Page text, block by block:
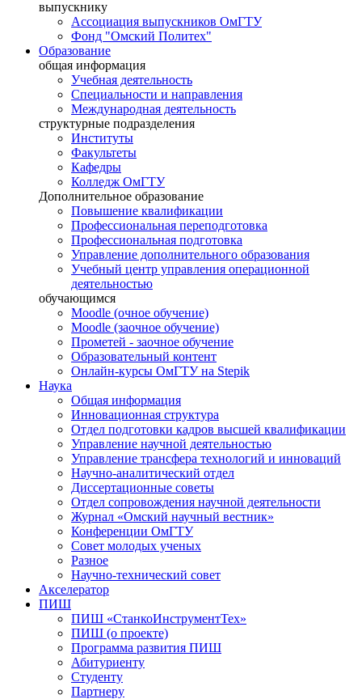
выпускнику
Ассоциация выпускников ОмГТУ
Фонд "Омский Политех"
Образование
общая информация
Учебная деятельность
Специальности и направления
Международная деятельность
структурные подразделения
Институты
Факультеты
Кафедры
Колледж ОмГТУ
Дополнительное образование
Повышение квалификации
Профессиональная переподготовка
Профессиональная подготовка
Управление дополнительного образования
Учебный центр управления операционной
деятельностью
обучающимся
Moodle (очное обучение)
Moodle (заочное обучение)
Прометей - заочное обучение
Образовательный контент
Онлайн-курсы ОмГТУ на Stepik
Наука
Общая информация
Инновационная структура
Отдел подготовки кадров высшей квалификации
Управление научной деятельностью
Управление трансфера технологий и инноваций
Научно-аналитический отдел
Диссертационные советы
Отдел сопровождения научной деятельности
Журнал «Омский научный вестник»
Конференции ОмГТУ
Совет молодых ученых
Разное
Научно-технический совет
Акселератор
ПИШ
ПИШ «СтанкоИнструментТех»
ПИШ (о проекте)
Программа развития ПИШ
Абитуриенту
Студенту
Партнеру